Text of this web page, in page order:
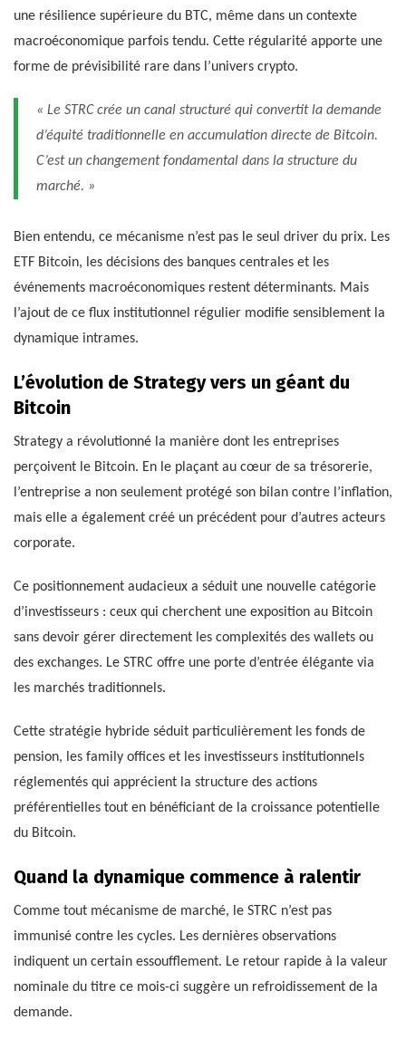
une résilience supérieure du BTC, même dans un contexte
macroéconomique parfois tendu. Cette régularité apporte une
forme de prévisibilité rare dans l’univers crypto.
« Le STRC crée un canal structuré qui convertit la demande
d’équité traditionnelle en accumulation directe de Bitcoin.
C’est un changement fondamental dans la structure du
marché. »
Bien entendu, ce mécanisme n’est pas le seul driver du prix. Les
ETF Bitcoin, les décisions des banques centrales et les
événements macroéconomiques restent déterminants. Mais
l’ajout de ce flux institutionnel régulier modifie sensiblement la
dynamique intrames.
L’évolution de Strategy vers un géant du
Bitcoin
Strategy a révolutionné la manière dont les entreprises
perçoivent le Bitcoin. En le plaçant au cœur de sa trésorerie,
l’entreprise a non seulement protégé son bilan contre l’inflation,
mais elle a également créé un précédent pour d’autres acteurs
corporate.
Ce positionnement audacieux a séduit une nouvelle catégorie
d’investisseurs : ceux qui cherchent une exposition au Bitcoin
sans devoir gérer directement les complexités des wallets ou
des exchanges. Le STRC offre une porte d’entrée élégante via
les marchés traditionnels.
Cette stratégie hybride séduit particulièrement les fonds de
pension, les family offices et les investisseurs institutionnels
réglementés qui apprécient la structure des actions
préférentielles tout en bénéficiant de la croissance potentielle
du Bitcoin.
Quand la dynamique commence à ralentir
Comme tout mécanisme de marché, le STRC n’est pas
immunisé contre les cycles. Les dernières observations
indiquent un certain essoufflement. Le retour rapide à la valeur
nominale du titre ce mois-ci suggère un refroidissement de la
demande.